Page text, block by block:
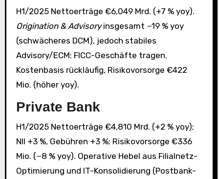
H1/2025 Nettoerträge €6,049 Mrd. (+7 % yoy).
Origination & Advisoryinsgesamt −19 % yoy
(schwächeres DCM), jedoch stabiles
Advisory/ECM; FICC-Geschäfte tragen.
Kostenbasis rückläufig, Risikovorsorge €422
Mio. (höher yoy).
Private Bank
H1/2025 Nettoerträge €4,810 Mrd. (+2 % yoy);
NII +3 %, Gebühren +3 %; Risikovorsorge €336
Mio. (−8 % yoy). Operative Hebel aus Filialnetz-
Optimierung und IT-Konsolidierung (Postbank-